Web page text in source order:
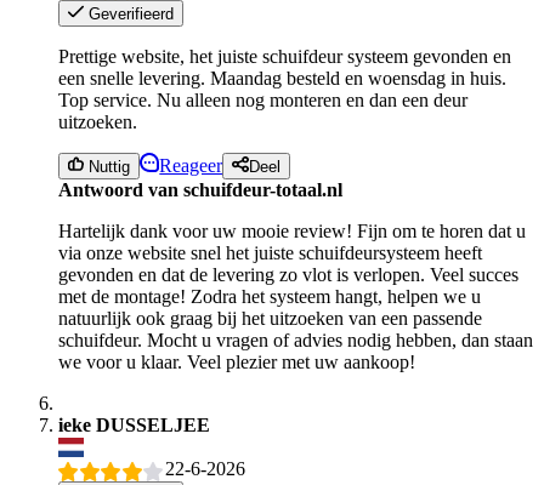
Geverifieerd
Prettige website, het juiste schuifdeur systeem gevonden en
een snelle levering. Maandag besteld en woensdag in huis.
Top service. Nu alleen nog monteren en dan een deur
uitzoeken.
Nuttig Reageer Deel
Antwoord van schuifdeur-totaal.nl
Hartelijk dank voor uw mooie review! Fijn om te horen dat u
via onze website snel het juiste schuifdeursysteem heeft
gevonden en dat de levering zo vlot is verlopen. Veel succes
met de montage! Zodra het systeem hangt, helpen we u
natuurlijk ook graag bij het uitzoeken van een passende
schuifdeur. Mocht u vragen of advies nodig hebben, dan staan
we voor u klaar. Veel plezier met uw aankoop!
ieke DUSSELJEE
22-6-2026